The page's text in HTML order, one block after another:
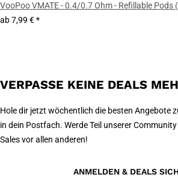
VooPoo VMATE - 0.4/0.7 Ohm - Refillable Pods
ab7,99 €*
VERPASSE KEINE DEALS
Hole dir jetzt wöchentlich die besten Angebote
in dein Postfach. Werde Teil unserer
Sales vor allen anderen!
ANMELDEN & DEALS